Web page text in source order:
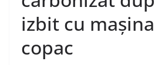
izbit cu
copac